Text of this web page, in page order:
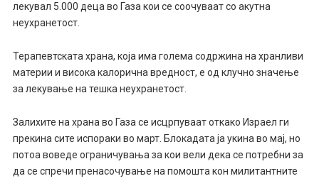
лекувал 5.000 деца во Газа кои се соочуваат со акутна
неухранетост.
Терапевтската храна, која има голема содржина на хранливи
материи и висока калорична вредност, е од клучно значење
за лекување на тешка неухранетост.
Залихите на храна во Газа се исцрпуваат откако Израел ги
прекина сите испораки во март. Блокадата ја укина во мај, но
потоа воведе ограничувања за кои вели дека се потребни за
да се спречи пренасочување на помошта кон милитантните